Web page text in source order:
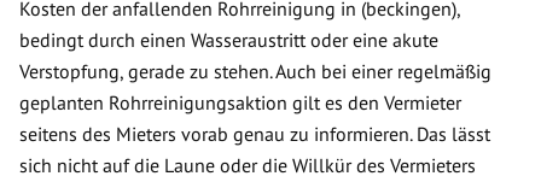
Kosten der anfallenden Rohrreinigung in (beckingen),
bedingt durch einen Wasseraustritt oder eine akute
Verstopfung, gerade zu stehen. Auch bei einer regelmäßig
geplanten Rohrreinigungsaktion gilt es den Vermieter
seitens des Mieters vorab genau zu informieren. Das lässt
sich nicht auf die Laune oder die Willkür des Vermieters